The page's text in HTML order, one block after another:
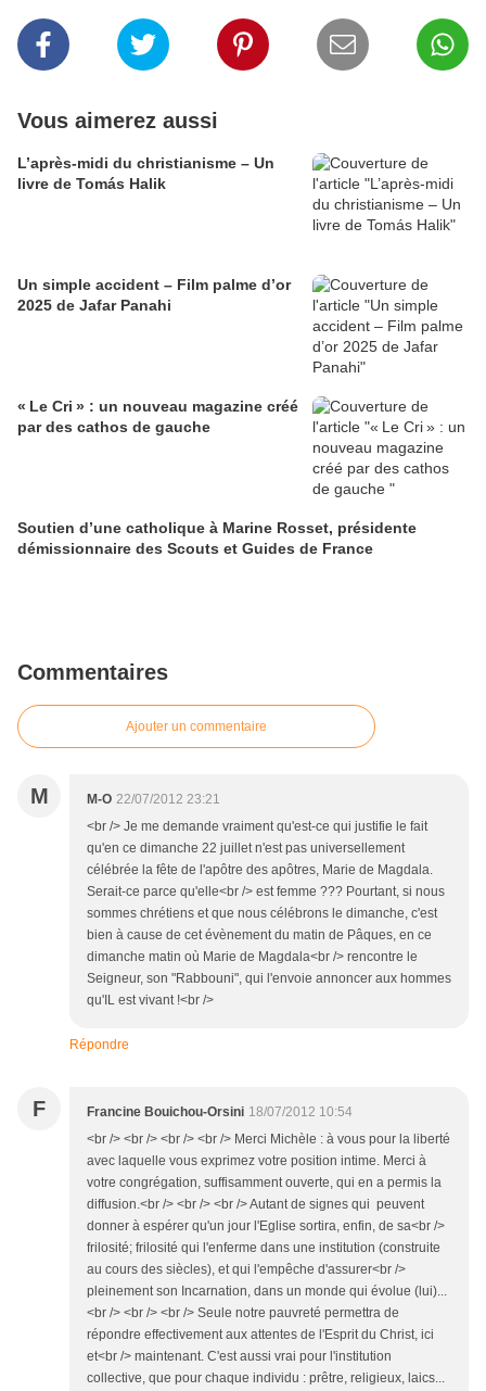
Vous aimerez aussi
L’après-midi du christianisme – Un
livre de Tomás Halik
Un simple accident – Film palme d’or
2025 de Jafar Panahi
« Le Cri » : un nouveau magazine créé
par des cathos de gauche
Soutien d’une catholique à Marine Rosset, présidente
démissionnaire des Scouts et Guides de France
Commentaires
Ajouter un commentaire
M M-O 22/07/2012 23:21
<br /> Je me demande vraiment qu'est-ce qui justifie le fait
qu'en ce dimanche 22 juillet n'est pas universellement
célébrée la fête de l'apôtre des apôtres, Marie de Magdala.
Serait-ce parce qu'elle<br /> est femme ??? Pourtant, si nous
sommes chrétiens et que nous célébrons le dimanche, c'est
bien à cause de cet évènement du matin de Pâques, en ce
dimanche matin où Marie de Magdala<br /> rencontre le
Seigneur, son "Rabbouni", qui l'envoie annoncer aux hommes
qu'IL est vivant !<br />
Répondre
F Francine Bouichou-Orsini 18/07/2012 10:54
<br /> <br /> <br /> <br /> Merci Michèle : à vous pour la liberté
avec laquelle vous exprimez votre position intime. Merci à
votre congrégation, suffisamment ouverte, qui en a permis la
diffusion.<br /> <br /> <br /> Autant de signes qui peuvent
donner à espérer qu'un jour l'Eglise sortira, enfin, de sa<br />
frilosité; frilosité qui l'enferme dans une institution (construite
au cours des siècles), et qui l'empêche d'assurer<br />
pleinement son Incarnation, dans un monde qui évolue (lui)...
<br /> <br /> <br /> Seule notre pauvreté permettra de
répondre effectivement aux attentes de l'Esprit du Christ, ici
et<br /> maintenant. C'est aussi vrai pour l'institution
collective, que pour chaque individu : prêtre, religieux, laics...